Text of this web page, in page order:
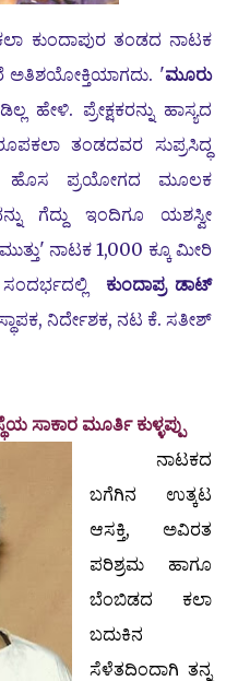
ಕುಂದಾಪುರ ತಂಡದ ನಾಟಕ
ಅತಿಶಯೋಕ್ತಿಯಾಗದು. 'ಮೂರು
ಹೇಳಿ. ಪ್ರೇಕ್ಷಕರನ್ನು ಹಾಸ್ಯದ
ತಂಡದವರ ಸುಪ್ರಸಿದ್ಧ
ಹೊಸ ಪ್ರಯೋಗದ ಮೂಲಕ
ಗೆದ್ದು ಇಂದಿಗೂ ಯಶಸ್ವೀ
ನಾಟಕ 1,000 ಕ್ಕೂ ಮೀರಿ
ಸಂದರ್ಭದಲ್ಲಿ ಕುಂದಾಪ್ರ ಡಾಟ್
ನಿರ್ದೇಶಕ, ನಟ ಕೆ. ಸತೀಶ್
ಸಾಕಾರ ಮೂರ್ತಿ ಕುಳ್ಳಪ್ಪು
ನಾಟಕದ
ಬಗೆಗಿನ ಉತ್ಕಟ
ಆಸಕ್ತಿ, ಅವಿರತ
ಪರಿಶ್ರಮ ಹಾಗೂ
ಬೆಂಬಿಡದ ಕಲಾ
ಬದುಕಿನ
ಸೆಳೆತದಿಂದಾಗಿ ತನ್ನ